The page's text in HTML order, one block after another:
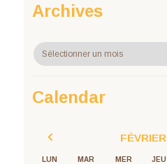
Archives
Archives
Calendar
FÉVRIER
LUN MAR MER JEU